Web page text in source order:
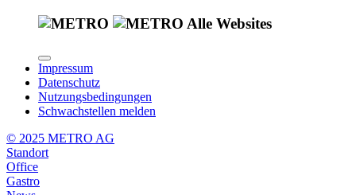
Alle Websites
Impressum
Datenschutz
Nutzungsbedingungen
Schwachstellen melden
© 2025 METRO AG
Standort
Office
Gastro